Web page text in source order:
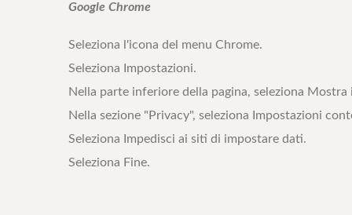
Google Chrome
Seleziona l'icona del menu Chrome.
Seleziona Impostazioni.
Nella parte inferiore della pagina, seleziona
Nella sezione "Privacy", seleziona Impostazioni
Seleziona Impedisci ai siti di impostare dati.
Seleziona Fine.